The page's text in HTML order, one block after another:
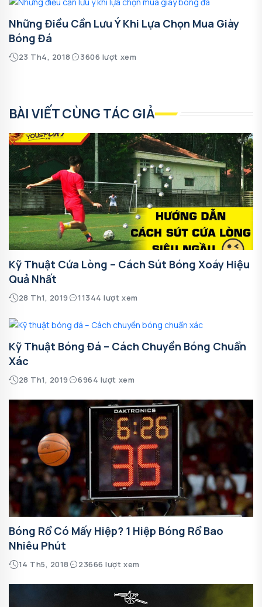
Những Điều Cần Lưu Ý Khi Lựa Chọn Mua Giày
Bóng Đá
23 Th4, 2018 3606 lượt xem
BÀI VIẾT CÙNG TÁC GIẢ
Kỹ Thuật Cứa Lòng – Cách Sút Bóng Xoáy Hiệu
Quả Nhất
28 Th1, 2019 11344 lượt xem
Kỹ Thuật Bóng Đá – Cách Chuyền Bóng Chuẩn
Xác
28 Th1, 2019 6964 lượt xem
Bóng Rổ Có Mấy Hiệp? 1 Hiệp Bóng Rổ Bao
Nhiêu Phút
14 Th5, 2018 23666 lượt xem